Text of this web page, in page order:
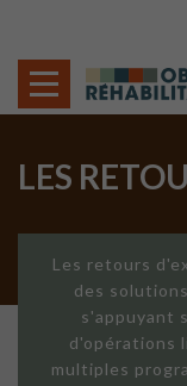
LES
Les retours
des
s'appuyant
d'opérations
multiples